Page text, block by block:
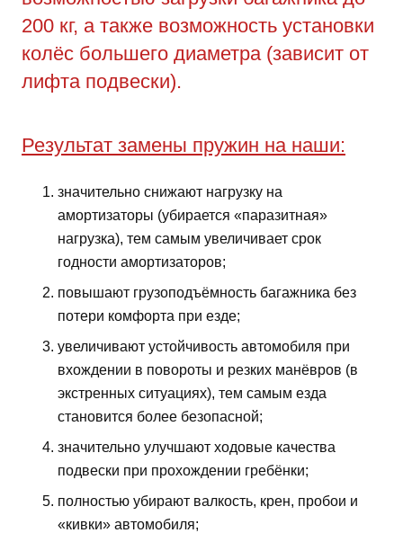
200 кг, а также возможность установки
колёс большего диаметра (зависит от
лифта подвески).
Результат замены пружин на наши:
значительно снижают нагрузку на
амортизаторы (убирается «паразитная»
нагрузка), тем самым увеличивает срок
годности амортизаторов;
повышают грузоподъёмность багажника без
потери комфорта при езде;
увеличивают устойчивость автомобиля при
вхождении в повороты и резких манёвров (в
экстренных ситуациях), тем самым езда
становится более безопасной;
значительно улучшают ходовые качества
подвески при прохождении гребёнки;
полностью убирают валкость, крен, пробои и
«кивки» автомобиля;